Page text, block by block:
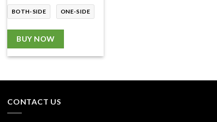
BOTH-SIDE ONE-SIDE
BUY NOW
CONTACT US